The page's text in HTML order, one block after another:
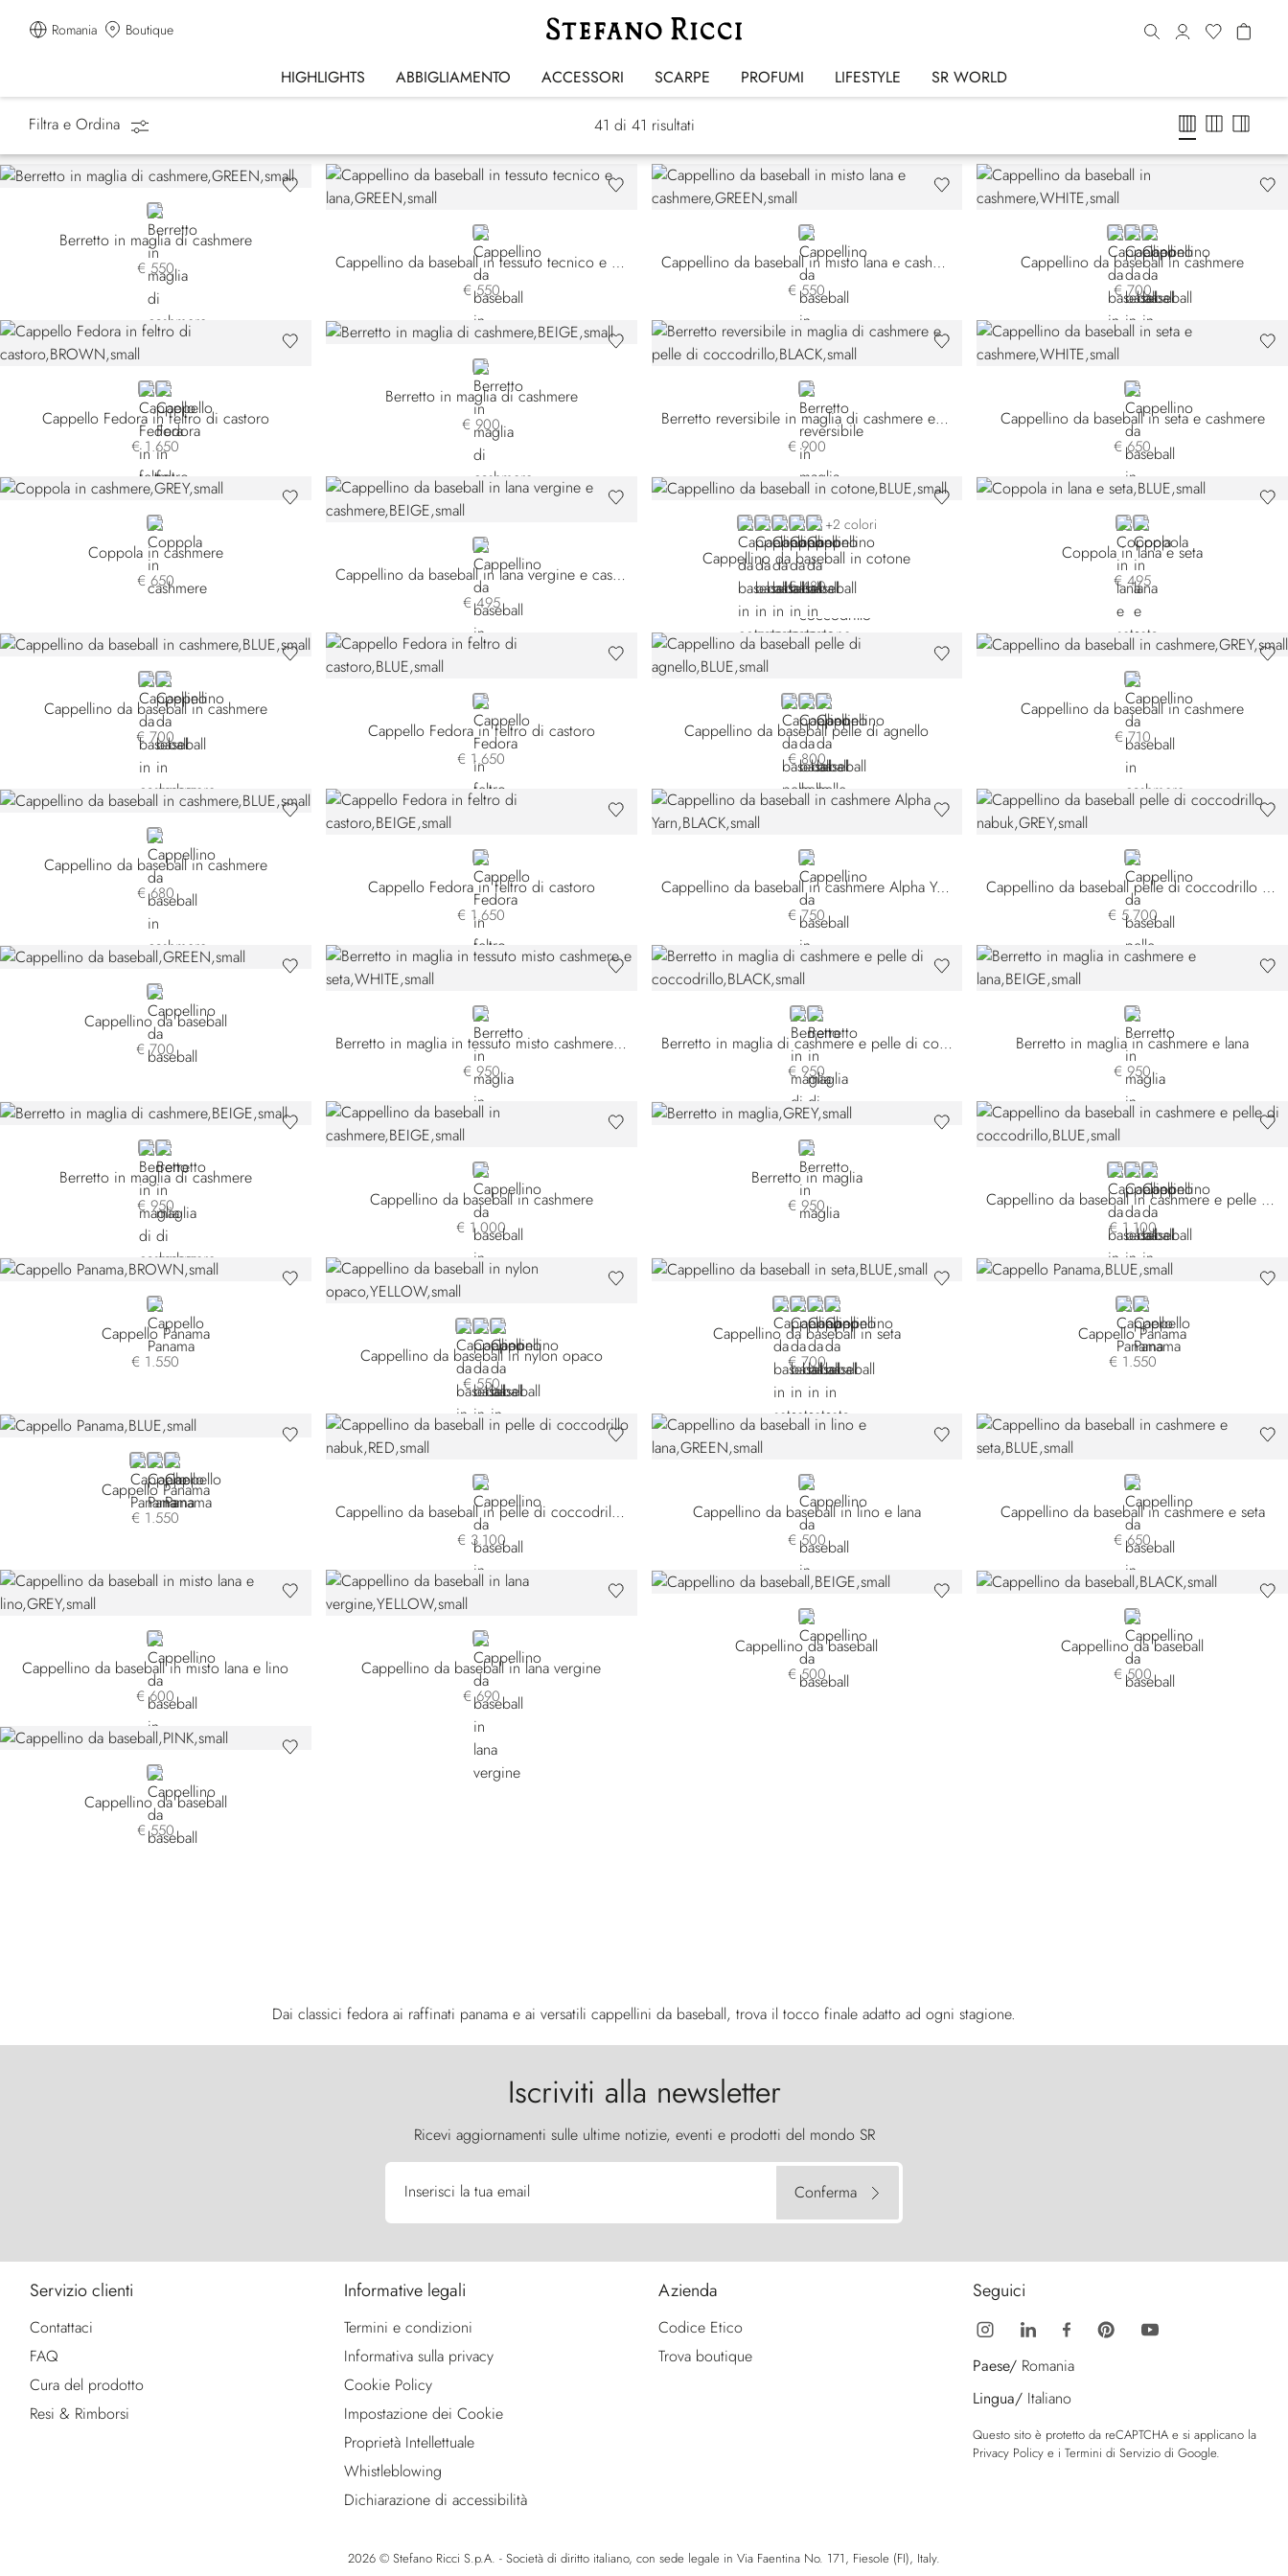
Romania Boutique
HIGHLIGHTS ABBIGLIAMENTO ACCESSORI SCARPE PROFUMI LIFESTYLE SR WORLD
Homepage Accessori
Cappelli
Filtra e Ordina 41 di 41 risultati
GREEN
Berretto in maglia di cashmere
€ 550
GREEN
Cappellino da baseball in tessuto tecnico e lana
€ 550
GREEN
Cappellino da baseball in misto lana e cashmere
€ 550
WHITE
BEIGEBROWN
Cappellino da baseball in cashmere
€ 700
BROWN
BLACK
Cappello Fedora in feltro di castoro
€ 1.650
BEIGE
Berretto in maglia di cashmere
€ 900
BLACK
Berretto reversibile in maglia di cashmere e pelle di coccodrillo
€ 900
WHITE
Cappellino da baseball in seta e cashmere
€ 650
GREY
Coppola in cashmere
€ 650
BEIGE
Cappellino da baseball in lana vergine e cashmere
€ 495
BLUEBLACK
BEIGE
BROWN
RED+2 colori
Cappellino da baseball in cotone
€ 480
BLUEORANGE
Coppola in lana e seta
€ 495
BLUEBROWN
Cappellino da baseball in cashmere
€ 700
BLUE
Cappello Fedora in feltro di castoro
€ 1.650
BLUEBLACK NNEWTA-N99G
BLACK NNEWTA-N99U
Cappellino da baseball pelle di agnello
€ 800
GREY
Cappellino da baseball in cashmere
€ 710
BLUE
Cappellino da baseball in cashmere
€ 680
BEIGE
Cappello Fedora in feltro di castoro
€ 1.650
BLACK
Cappellino da baseball in cashmere Alpha Yarn
€ 750
GREY
Cappellino da baseball pelle di coccodrillo nabuk
€ 5.700
GREEN
Cappellino da baseball
€ 700
WHITE
Berretto in maglia in tessuto misto cashmere e seta
€ 950
BLACK
RED
Berretto in maglia di cashmere e pelle di coccodrillo
€ 950
BEIGE
Berretto in maglia in cashmere e lana
€ 950
BEIGE
BLUE
Berretto in maglia di cashmere
€ 950
BEIGE
Cappellino da baseball in cashmere
€ 1.000
GREY
Berretto in maglia
€ 950
BLUEGREYBLACK
Cappellino da baseball in cashmere e pelle di coccodrillo
€ 1.100
BROWN
Cappello Panama
€ 1.550
YELLOW
BLACK
RED
Cappellino da baseball in nylon opaco
€ 550
BLUEBEIGE
BLACKGREEN
Cappellino da baseball in seta
€ 700
BLUEBEIGE
Cappello Panama
€ 1.550
BLUEGREEN
WHITE
Cappello Panama
€ 1.550
RED
Cappellino da baseball in pelle di coccodrillo nabuk
€ 3.100
GREEN
Cappellino da baseball in lino e lana
€ 500
BLUE MA0035-B53P
Cappellino da baseball in cashmere e seta
€ 650
GREY
Cappellino da baseball in misto lana e lino
€ 600
YELLOW
Cappellino da baseball in lana vergine
€ 690
BEIGE
Cappellino da baseball
€ 500
BLACK
Cappellino da baseball
€ 500
PINK
Cappellino da baseball
€ 550
Dai classici fedora ai raffinati panama e ai versatili cappellini da baseball, trova il tocco finale adatto ad ogni stagione.
Iscriviti alla newsletter
Ricevi aggiornamenti sulle ultime notizie, eventi e prodotti del mondo SR
Inserisci la tua email Conferma
Servizio clienti
Contattaci
FAQ
Cura del prodotto
Resi & Rimborsi
Informative legali
Termini e condizioni
Informativa sulla privacy
Cookie Policy
Impostazione dei Cookie
Proprietà Intellettuale
Whistleblowing
Dichiarazione di accessibilità
Azienda
Codice Etico
Trova boutique
Seguici
Paese/ Romania
Lingua/ Italiano
Questo sito è protetto da reCAPTCHA e si applicano la
Privacy Policy e i Termini di Servizio di Google.
2026 © Stefano Ricci S.p.A. - Società di diritto italiano, con sede legale in Via Faentina No. 171, Fiesole (FI), Italy.